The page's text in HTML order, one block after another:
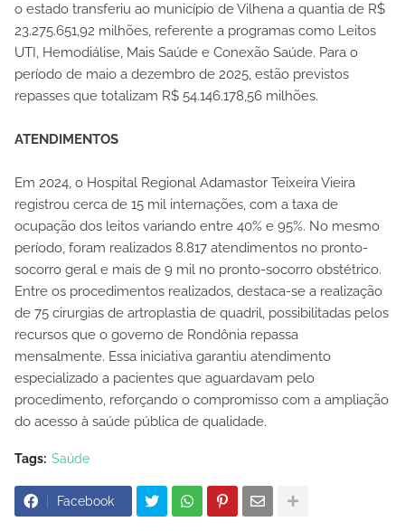
o estado transferiu ao município de Vilhena a quantia de R$
23.275.651,92 milhões, referente a programas como Leitos
UTI, Hemodiálise, Mais Saúde e Conexão Saúde. Para o
período de maio a dezembro de 2025, estão previstos
repasses que totalizam R$ 54.146.178,56 milhões.
ATENDIMENTOS
Em 2024, o Hospital Regional Adamastor Teixeira Vieira
registrou cerca de 15 mil internações, com a taxa de
ocupação dos leitos variando entre 40% e 95%. No mesmo
período, foram realizados 8.817 atendimentos no pronto-
socorro geral e mais de 9 mil no pronto-socorro obstétrico.
Entre os procedimentos realizados, destaca-se a realização
de 75 cirurgias de artroplastia de quadril, possibilitadas pelos
recursos que o governo de Rondônia repassa
mensalmente. Essa iniciativa garantiu atendimento
especializado a pacientes que aguardavam pelo
procedimento, reforçando o compromisso com a ampliação
do acesso à saúde pública de qualidade.
Tags: Saúde
Facebook